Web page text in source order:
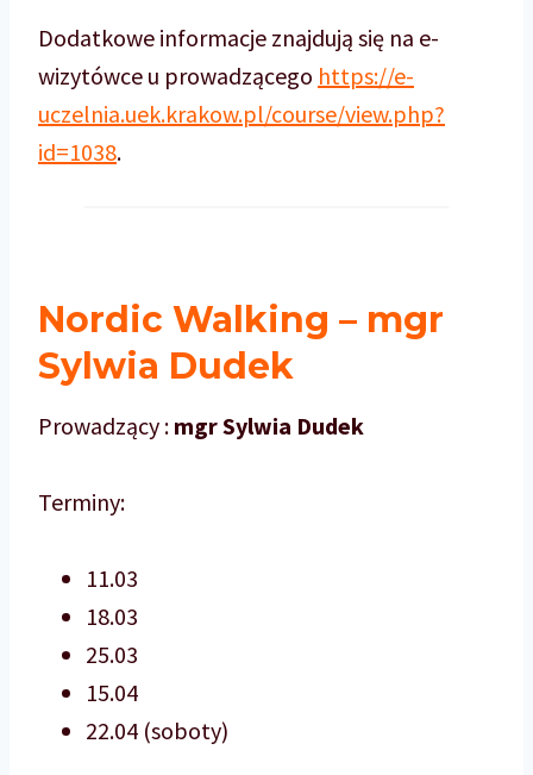
Dodatkowe informacje znajdują się na e-
wizytówce u prowadzącego https://e-
uczelnia.uek.krakow.pl/course/view.php?
id=1038.
Nordic Walking – mgr
Sylwia Dudek
Prowadzący : mgr Sylwia Dudek
Terminy:
11.03
18.03
25.03
15.04
22.04 (soboty)